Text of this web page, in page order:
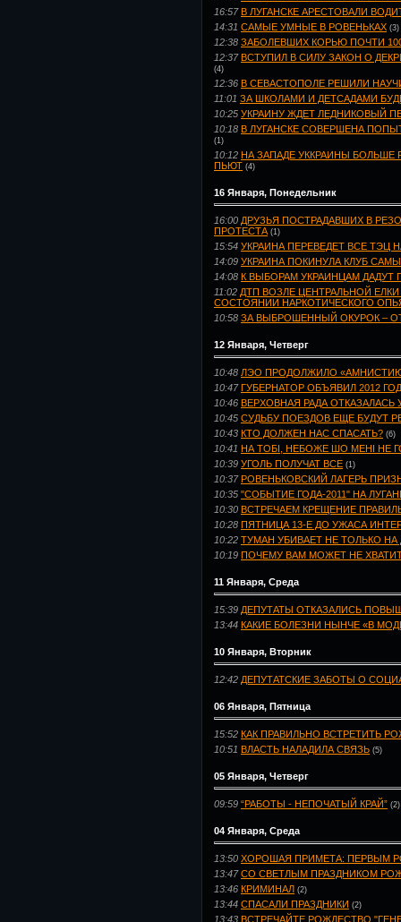
16:57 В ЛУГАНСКЕ АРЕСТОВАЛИ
14:31 САМЫЕ УМНЫЕ В РОВЕНЬКАХ (3)
12:38 ЗАБОЛЕВШИХ КОРЬЮ ПОЧТИ
12:37 ВСТУПИЛ В СИЛУ ЗАКОН О
(4)
12:36 В СЕВАСТОПОЛЕ РЕШИЛИ
11:01 ЗА ШКОЛАМИ И ДЕТСАДАМИ
10:25 УКРАИНУ ЖДЕТ ЛЕДНИКОВЫЙ
10:18 В ЛУГАНСКЕ СОВЕРШЕНА
(1)
10:12 НА ЗАПАДЕ УККРАИНЫ
ПЬЮТ (4)
16 Января, Понедельник
16:00 ДРУЗЬЯ ПОСТРАДАВШИХ В
ПРОТЕСТА (1)
15:54 УКРАИНА ПЕРЕВЕДЕТ ВСЕ ТЭЦ
14:09 УКРАИНА ПОКИНУЛА КЛУБ
14:08 К ВЫБОРАМ УКРАИНЦАМ ДАДУТ
11:02 ДТП ВОЗЛЕ ЦЕНТРАЛЬНОЙ
СОСТОЯНИИ НАРКОТИЧЕСКОГО
10:58 ЗА ВЫБРОШЕННЫЙ ОКУРОК – ОТ
12 Января, Четверг
10:48 ЛЭО ПРОДОЛЖИЛО
10:47 ГУБЕРНАТОР ОБЪЯВИЛ 2012
10:46 ВЕРХОВНАЯ РАДА ОТКАЗАЛАСЬ
10:45 СУДЬБУ ПОЕЗДОВ ЕЩЕ БУДУТ
10:43 КТО ДОЛЖЕН НАС СПАСАТЬ? (6)
10:41 НА ТОБІ, НЕБОЖЕ ШО МЕНІ НЕ
10:39 УГОЛЬ ПОЛУЧАТ ВСЕ (1)
10:37 РОВЕНЬКОВСКИЙ ЛАГЕРЬ
10:35 "СОБЫТИЕ ГОДА-2011" НА
10:30 ВСТРЕЧАЕМ КРЕЩЕНИЕ
10:28 ПЯТНИЦА 13-Е ДО УЖАСА
10:22 ТУМАН УБИВАЕТ НЕ ТОЛЬКО НА
10:19 ПОЧЕМУ ВАМ МОЖЕТ НЕ
11 Января, Среда
15:39 ДЕПУТАТЫ ОТКАЗАЛИСЬ
13:44 КАКИЕ БОЛЕЗНИ НЫНЧЕ «В
10 Января, Вторник
12:42 ДЕПУТАТСКИЕ ЗАБОТЫ О
06 Января, Пятница
15:52 КАК ПРАВИЛЬНО ВСТРЕТИТЬ
10:51 ВЛАСТЬ НАЛАДИЛА СВЯЗЬ (5)
05 Января, Четверг
09:59 “РАБОТЫ - НЕПОЧАТЫЙ КРАЙ” (2)
04 Января, Среда
13:50 ХОРОШАЯ ПРИМЕТА: ПЕРВЫМ
13:47 СО СВЕТЛЫМ ПРАЗДНИКОМ
13:46 КРИМИНАЛ (2)
13:44 СПАСАЛИ ПРАЗДНИКИ (2)
13:43 ВСТРЕЧАЙТЕ РОЖДЕСТВО